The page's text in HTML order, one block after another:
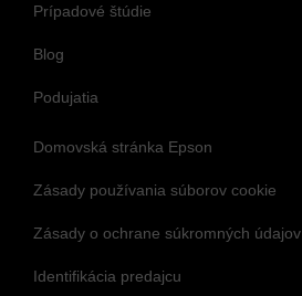
Prípadové štúdie
Blog
Podujatia
Domovská stránka Epson
Zásady používania súborov cookie
Zásady o ochrane súkromných údajov
Identifikácia predajcu